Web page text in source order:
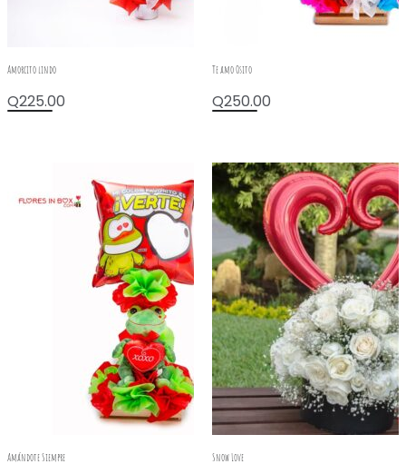
Amorcito lindo
Q225.00
Te amo Osito
Q250.00
Amándote Siempre Snow Love